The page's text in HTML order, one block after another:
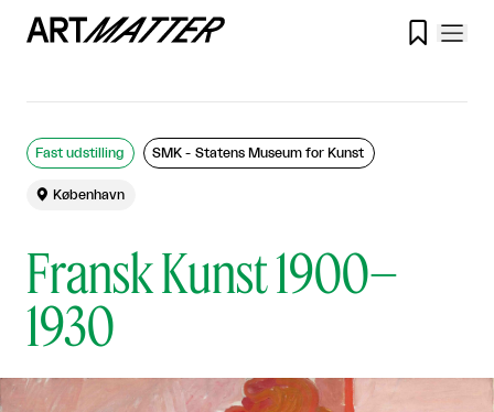

Fransk Kunst 1900–
1930
Fast udstilling SMK - Statens Museum for Kunst
 København